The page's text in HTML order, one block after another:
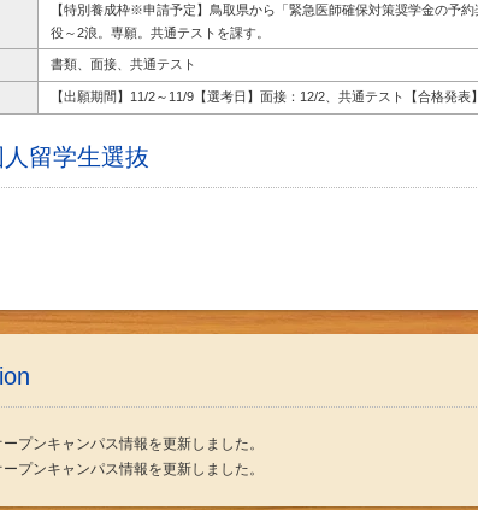
【特別養成枠※申請予定】鳥取県から「緊急医師確保対策奨学金の予
役～2浪。専願。共通テストを課す。
書類、面接、共通テスト
【出願期間】11/2～11/9【選考日】面接：12/2、共通テスト【合格発表
留学生選抜
プンキャンパス情報を更新しました。
プンキャンパス情報を更新しました。